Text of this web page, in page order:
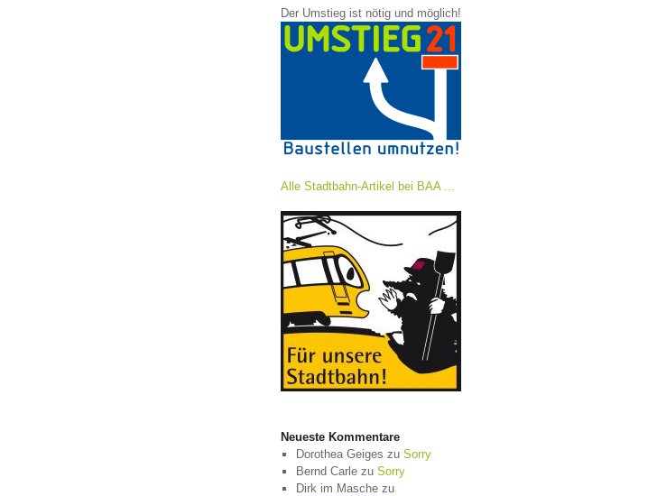
Der Umstieg ist nötig und möglich!
Alle Stadtbahn-Artikel bei BAA ...
Neueste Kommentare
Dorothea Geiges zu Sorry
Bernd Carlezu Sorry
Dirk im Maschezu